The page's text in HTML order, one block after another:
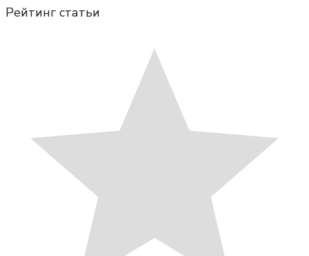
Рейтинг статьи